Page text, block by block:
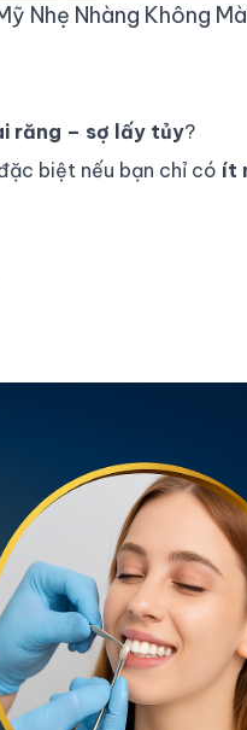
Nhẹ Nhàng Không
răng – sợ lấy tủy?
biệt nếu bạn chỉ có ít